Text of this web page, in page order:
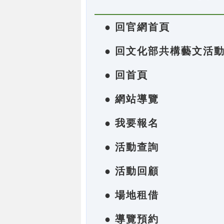
● 回官網首頁
● 回文化部共構藝文活
● 回首頁
● 網站導覽
● 我要報名
● 活動查詢
● 活動回顧
● 場地租借
● 導覽預約